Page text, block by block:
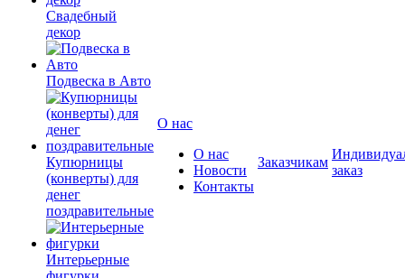
Свадебный
декор
Подвеска в Авто
Купюрницы
(конверты) для
денег
поздравительные
Интерьерные
О нас
О нас
Новости
Контакты
Заказчикам
заказ